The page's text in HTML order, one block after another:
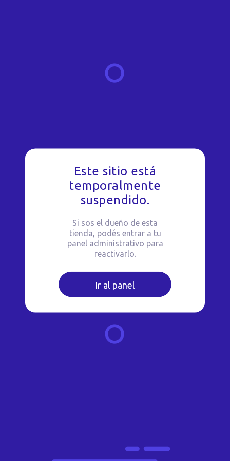
Este sitio está
temporalmente
suspendido.
Si sos el dueño de esta
tienda, podés entrar a tu
panel administrativo para
reactivarlo.
Ir al panel